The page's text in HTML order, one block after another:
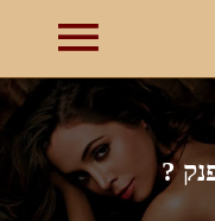
?